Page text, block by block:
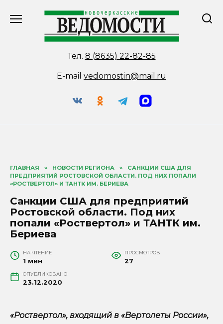
Тел. 8 (8635) 22-82-85
E-mail vedomostin@mail.ru
ГЛАВНАЯ » НОВОСТИ РЕГИОНА »
САНКЦИИ США ДЛЯ
ПРЕДПРИЯТИЙ РОСТОВСКОЙ ОБЛАСТИ. ПОД НИХ ПОПАЛИ
«РОСТВЕРТОЛ» И ТАНТК ИМ. БЕРИЕВА
Санкции США для предприятий
Ростовской области. Под них
попали «Роствертол» и ТАНТК им.
Бериева
НА ЧТЕНИЕ
1 мин
ПРОСМОТРОВ
27
ОПУБЛИКОВАНО
23.12.2020
«Роствертол», входящий в «Вертолеты России»,